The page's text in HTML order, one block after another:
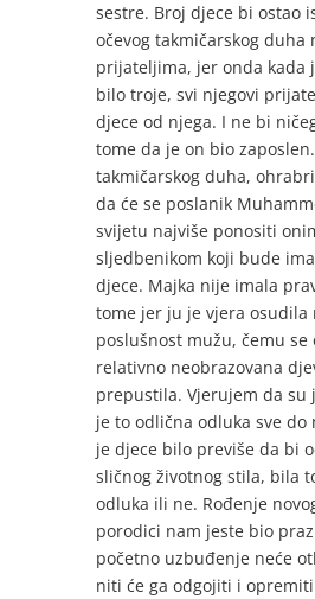
sestre. Broj djece bi ostao
očevog takmičarskog duha
prijateljima, jer onda kada
bilo troje, svi njegovi
djece od njega. I ne bi
tome da je on bio
takmičarskog duha,
da će se poslanik
svijetu najviše ponositi
sljedbenikom koji bude
djece. Majka nije imala
tome jer ju je vjera osudila
poslušnost mužu, čemu se
relativno neobrazovana
prepustila. Vjerujem da
je to odlična odluka sve do
je djece bilo previše da bi
sličnog životnog stila, bila
odluka ili ne. Rođenje
porodici nam jeste bio
početno uzbuđenje neće
niti će ga odgojiti i